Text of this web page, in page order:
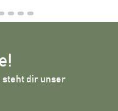
steht dir unser